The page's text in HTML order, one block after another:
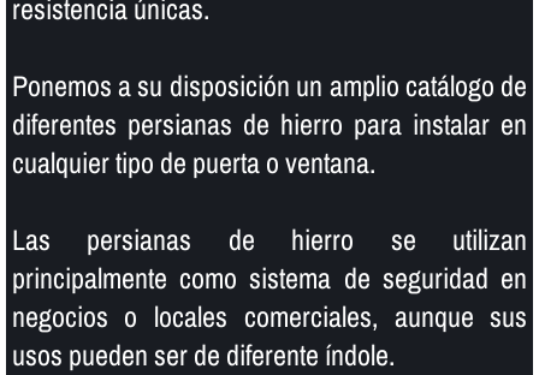
resistencia únicas.
Ponemos a su disposición un amplio catálogo de
diferentes persianas de hierro para instalar en
cualquier tipo de puerta o ventana.
Las persianas de hierro se utilizan
principalmente como sistema de seguridad en
negocios o locales comerciales, aunque sus
usos pueden ser de diferente í­ndole.